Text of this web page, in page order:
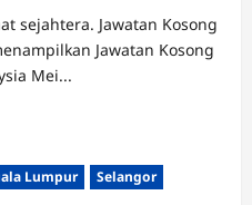
sejahtera. Jawatan Kosong
Jawatan Kosong
Mei...
Lumpur Selangor